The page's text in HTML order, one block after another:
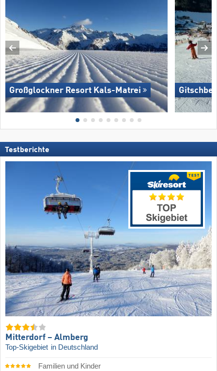
Großglockner Resort Kals-Matrei
Testberichte
Mitterdorf – Almberg
Top-Skigebiet in Deutschland
Familien und Kinder